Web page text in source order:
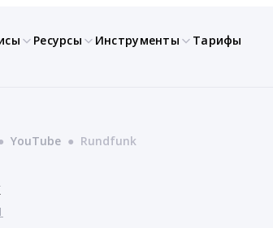
Ресурсы Инструменты Тарифы
YouTube ● Rundfunk